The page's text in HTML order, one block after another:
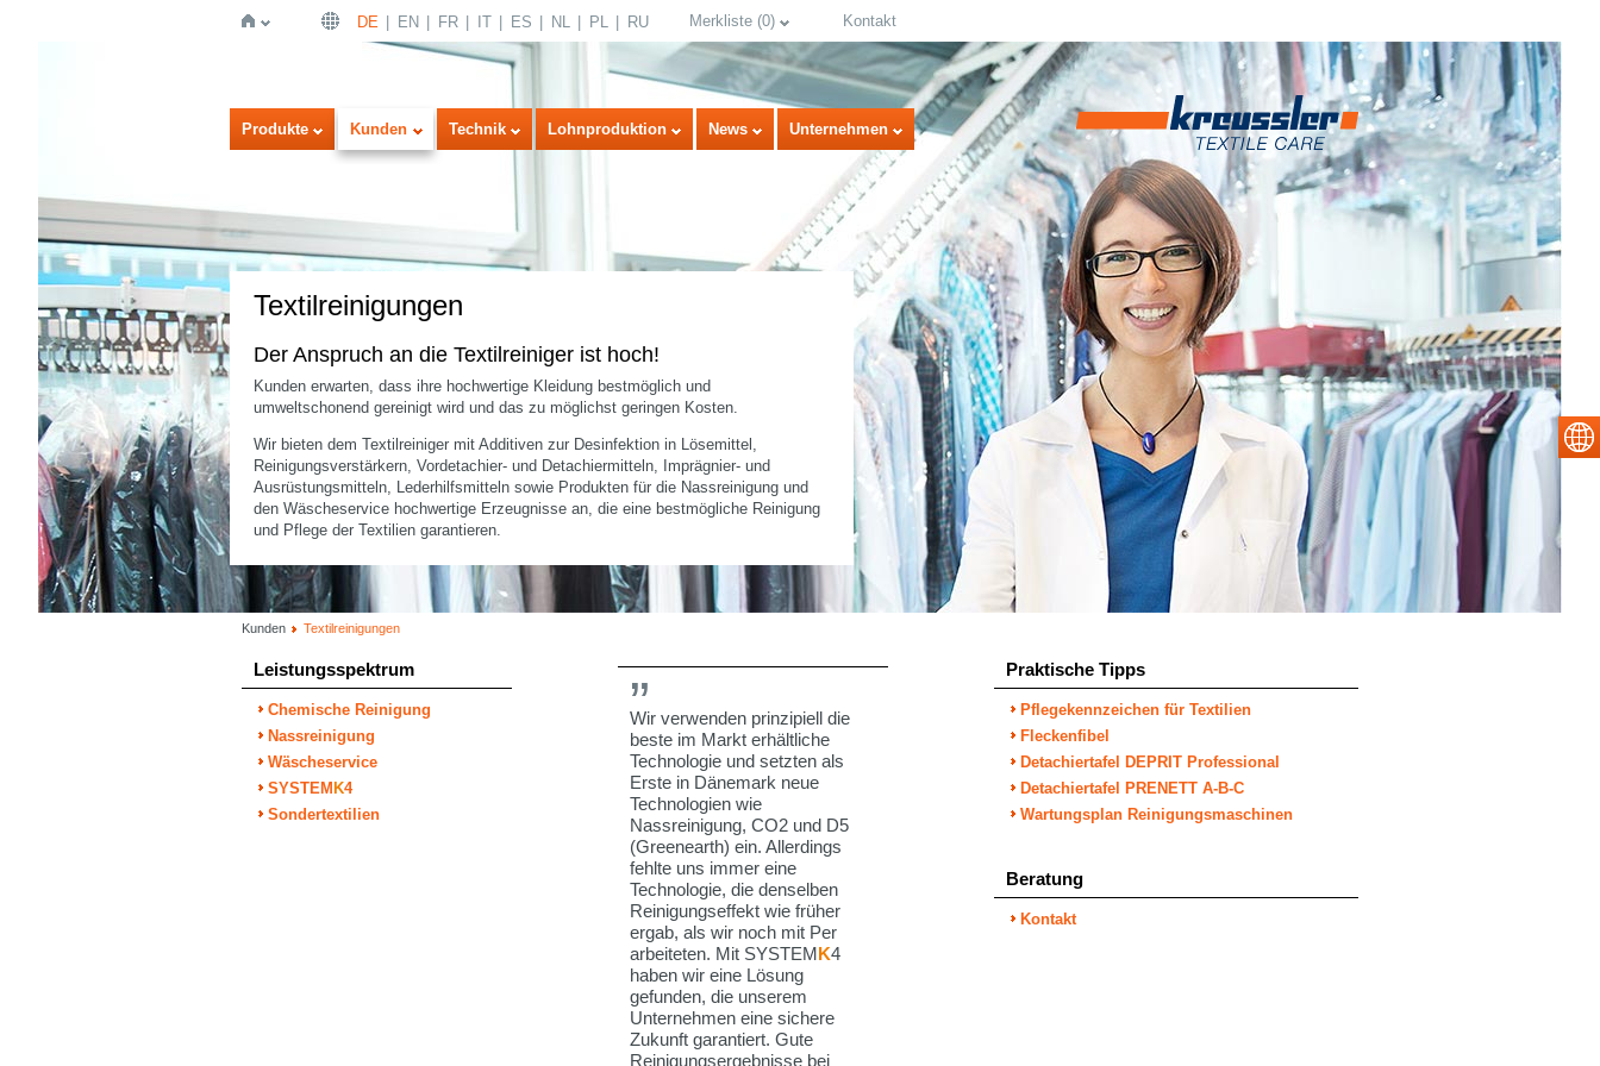
Startseite
DE EN FR IT ES NL PL RU Merkliste (0) Kontakt
Produkte Kunden Technik Lohnproduktion News Unternehmen
Textilreinigungen
Der Anspruch an die Textilreiniger ist hoch!
Kunden erwarten, dass ihre hochwertige Kleidung bestmöglich und
umweltschonend gereinigt wird und das zu möglichst geringen Kosten.
Wir bieten dem Textilreiniger mit Additiven zur Desinfektion in Lösemittel,
Reinigungsverstärkern, Vordetachier- und Detachiermitteln, Imprägnier- und
Ausrüstungsmitteln, Lederhilfsmitteln sowie Produkten für die Nassreinigung und
den Wäscheservice hochwertige Erzeugnisse an, die eine bestmögliche Reinigung
und Pflege der Textilien garantieren.
Kunden Textilreinigungen
Leistungsspektrum
Chemische Reinigung
Nassreinigung
Wäscheservice
SYSTEM K4
Sondertextilien
Wir verwenden prinzipiell die
beste im Markt erhältliche
Technologie und setzten als
Erste in Dänemark neue
Technologien wie
Nassreinigung, CO2 und D5
(Greenearth) ein. Allerdings
fehlte uns immer eine
Technologie, die denselben
Reinigungseffekt wie früher
ergab, als wir noch mit Per
arbeiteten. Mit SYSTEMK4
haben wir eine Lösung
gefunden, die unserem
Unternehmen eine sichere
Zukunft garantiert. Gute
Reinigungsergebnisse bei
Praktische Tipps
Pflegekennzeichen für Textilien
Fleckenfibel
Detachiertafel DEPRIT Professional
Detachiertafel PRENETT A-B-C
Wartungsplan Reinigungsmaschinen
Beratung
Kontakt
select language